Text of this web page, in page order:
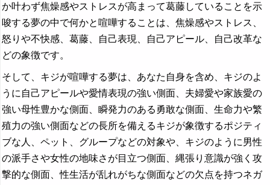
か叶わず焦燥感やストレスが高まって葛藤していることを示
唆する夢の中で何かと喧嘩することは、焦燥感やストレス、
怒りや不快感、葛藤、自己表現、自己アピール、自己改革な
どの象徴です。
そして、キジが喧嘩する夢は、あなた自身を含め、キジのよ
うに自己アピールや愛情表現の強い側面、夫婦愛や家族愛の
強い母性豊かな側面、瞬発力のある勇敢な側面、生命力や繁
殖力の強い側面などの長所を備えるキジが象徴するポジティ
ブな人、ペット、グループなどの対象や、キジのように男性
の派手さや女性の地味さが目立つ側面、縄張り意識が強く攻
撃的な側面、性生活が乱れがちな側面などの欠点を持つネガ